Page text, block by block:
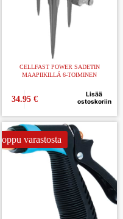
CELLFAST POWER SADETIN
MAAPIIKILLÄ 6-TOIMINEN
34.95 €
Lisää
ostoskoriin
Loppu varastosta